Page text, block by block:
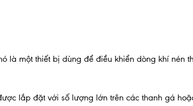
là một thiết bị dùng để điều khiển dòng khí nén
lắp đặt với số lượng lớn trên các thanh gá